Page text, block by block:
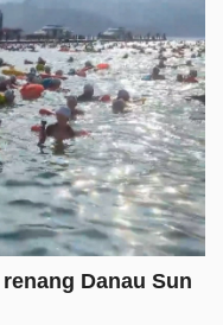
Danau Sun